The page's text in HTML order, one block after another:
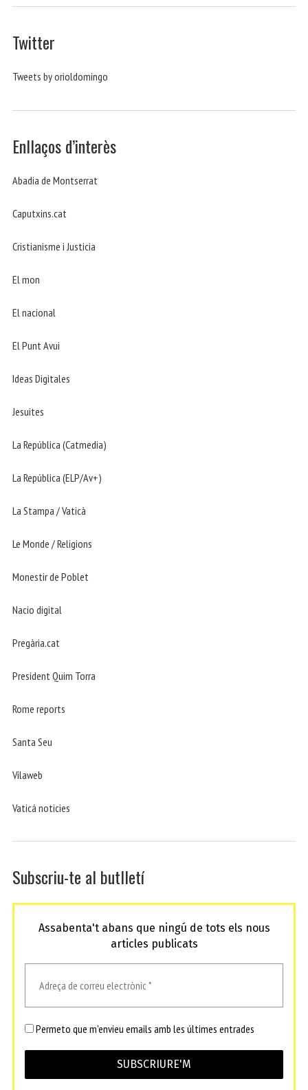
Twitter
Tweets by orioldomingo
Enllaços d’interès
Abadia de Montserrat
Caputxins.cat
Cristianisme i Justicia
El mon
El nacional
El Punt Avui
Ideas Digitales
Jesuites
La República (Catmedia)
La República (ELP/Av+)
La Stampa / Vaticà
Le Monde / Religions
Monestir de Poblet
Nacio digital
Pregària.cat
President Quim Torra
Rome reports
Santa Seu
Vilaweb
Vaticá noticies
Subscriu-te al butlletí
Assabenta't abans que ningú de tots els nous
articles publicats
Permeto que m'envieu emails amb les últimes entrades